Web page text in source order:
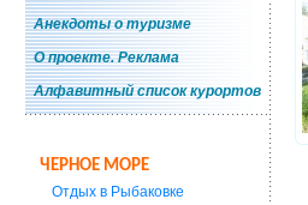
Анекдоты о туризме
О проекте. Реклама
Алфавитный список курортов
ЧЕРНОЕ МОРЕ
Отдых в Рыбаковке